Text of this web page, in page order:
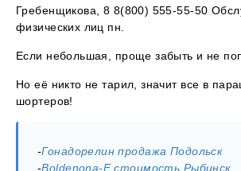
Гребенщикова, 8 8(800) 555-55-50
физических лиц пн.
Если небольшая, проще забыть и не
Но её никто не тарил, значит все в
шортеров!
-Гонадорелин продажа Подольск
-Boldenona-E стоимость Рыбинск